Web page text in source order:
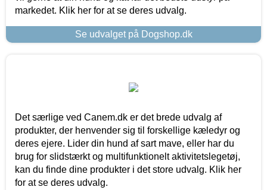
markedet. Klik her for at se deres udvalg.
Se udvalget på Dogshop.dk
Det særlige ved Canem.dk er det brede udvalg af
produkter, der henvender sig til forskellige kæledyr og
deres ejere. Lider din hund af sart mave, eller har du
brug for slidstærkt og multifunktionelt aktivitetslegetøj,
kan du finde dine produkter i det store udvalg. Klik her
for at se deres udvalg.